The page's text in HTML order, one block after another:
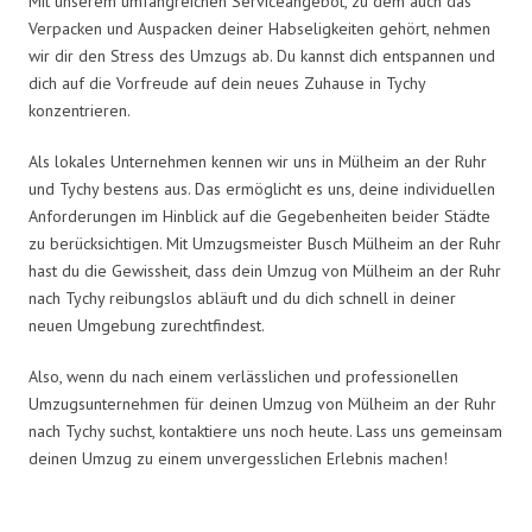
Verpacken und Auspacken deiner Habseligkeiten gehört, nehmen
wir dir den Stress des Umzugs ab. Du kannst dich entspannen und
dich auf die Vorfreude auf dein neues Zuhause in Tychy
konzentrieren.
Als lokales Unternehmen kennen wir uns in Mülheim an der Ruhr
und Tychy bestens aus. Das ermöglicht es uns, deine individuellen
Anforderungen im Hinblick auf die Gegebenheiten beider Städte
zu berücksichtigen. Mit Umzugsmeister Busch Mülheim an der Ruhr
hast du die Gewissheit, dass dein Umzug von Mülheim an der Ruhr
nach Tychy reibungslos abläuft und du dich schnell in deiner
neuen Umgebung zurechtfindest.
Also, wenn du nach einem verlässlichen und professionellen
Umzugsunternehmen für deinen Umzug von Mülheim an der Ruhr
nach Tychy suchst, kontaktiere uns noch heute. Lass uns gemeinsam
deinen Umzug zu einem unvergesslichen Erlebnis machen!